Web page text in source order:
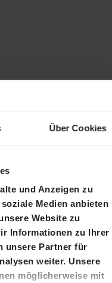
Über Cookies
und Anzeigen zu
Medien anbieten
Website zu
Informationen zu Ihrer
unsere Partner für
weiter. Unsere
möglicherweise mit
erforderlich.
zur
productus